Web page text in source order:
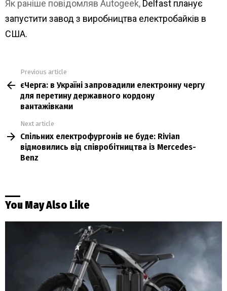
Як раніше повідомляв Autogeek, Delfast планує
запустити завод з виробництва електробайків в
США.
more
Previous article
єЧерга: в Україні запровадили електронну чергу
для перетину державного кордону
вантажівками
Next article
Спільних електрофургонів не буде: Rivian
відмовились від співробітництва із Mercedes-
Benz
You May Also Like